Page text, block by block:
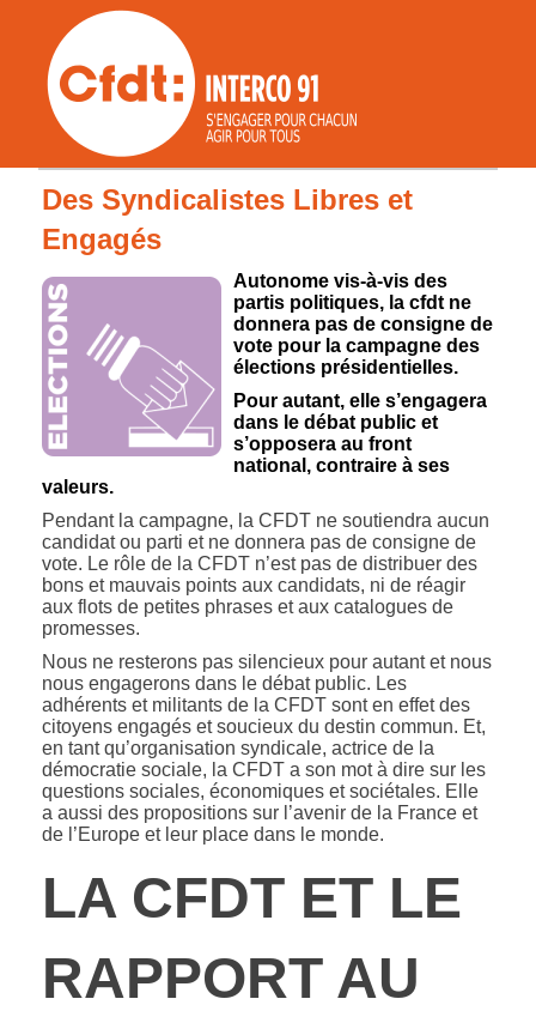
Des Syndicalistes Libres et
Engagés
Autonome vis-à-vis des
partis politiques, la cfdt ne
donnera pas de consigne de
vote pour la campagne des
élections présidentielles.
Pour autant, elle s’engagera
dans le débat public et
s’opposera au front
national, contraire à ses
valeurs.
Pendant la campagne, la CFDT ne soutiendra aucun
candidat ou parti et ne donnera pas de consigne de
vote. Le rôle de la CFDT n’est pas de distribuer des
bons et mauvais points aux candidats, ni de réagir
aux flots de petites phrases et aux catalogues de
promesses.
Nous ne resterons pas silencieux pour autant et nous
nous engagerons dans le débat public. Les
adhérents et militants de la CFDT sont en effet des
citoyens engagés et soucieux du destin commun. Et,
en tant qu’organisation syndicale, actrice de la
démocratie sociale, la CFDT a son mot à dire sur les
questions sociales, économiques et sociétales. Elle
a aussi des propositions sur l’avenir de la France et
de l’Europe et leur place dans le monde.
LA CFDT ET LE
RAPPORT AU